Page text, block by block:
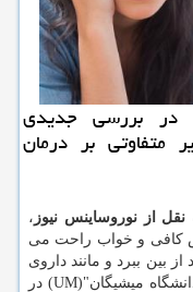
در بررسی جدیدی
متفاوتی بر درمان
نقل از نوروساینس نیوز ،
كافی و خواب راحت می
بین ببرد و مانند داروی
ضد افسردگی عمل كند اما پژوهشگران "دانشگاه میشیگان"(UM) در